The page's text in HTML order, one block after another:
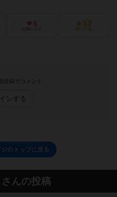
6
お気に入り
52
持ってる
登録でコメント
ンする
ジのトップに戻る
んの投稿